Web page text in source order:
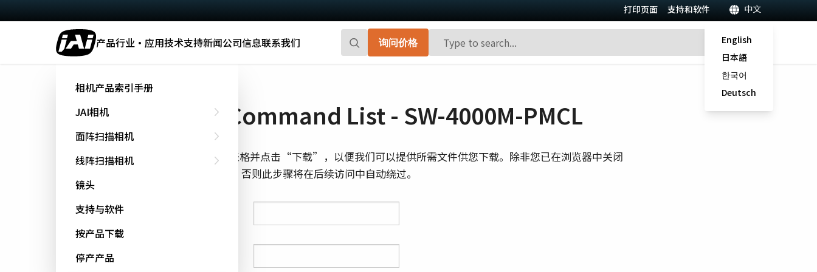
打印页面 支持和软件 中文
English
日本語
한국어
Deutsch
产品行业·应用技术支持新闻公司信息联系我们 询问价格
相机产品索引手册
JAI相机
面阵扫描相机
线阵扫描相机
镜头
支持与软件
按产品下载
停产产品
系统的CMOS区域扫描相机。
高帧率和前沿的传感器技术。
Spark系列
先进的面阵扫描相机，能够提供高分辨
率、高帧率和高图像质量。
Fusion系列
多传感器多光谱面阵扫描相机，具备适用
于专业成像应用的独特功能。
可订制搭载有两个或三个传感器的多光谱
3-CMOS棱镜式RGB面阵扫描相机，能够比
下载 Command List - SW-4000M-PMCL
填写下面的表格并点击“下载”，以便我们可以提供所需文件供您下载。除非您已在浏览器中关闭
cookie跟踪，否则此步骤将在后续访问中自动绕过。